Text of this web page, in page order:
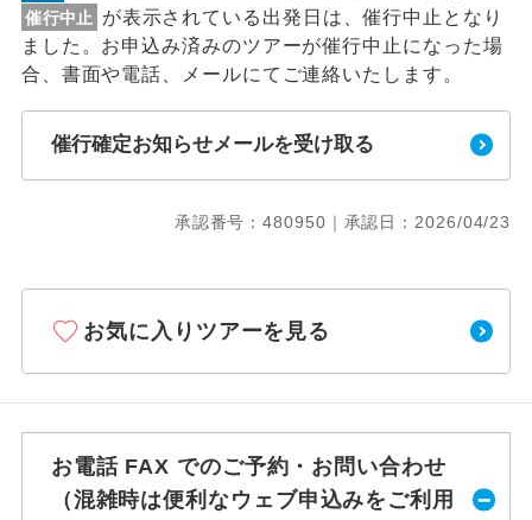
催行中止
が表示されている出発日は、催行中止となり
ました。お申込み済みのツアーが催行中止になった場
合、書面や電話、メールにてご連絡いたします。
催行確定お知らせメールを受け取る
承認番号：480950｜承認日：2026/04/23
お気に入りツアーを見る
お電話 FAX でのご予約・お問い合わせ
（混雑時は便利なウェブ申込みをご利用